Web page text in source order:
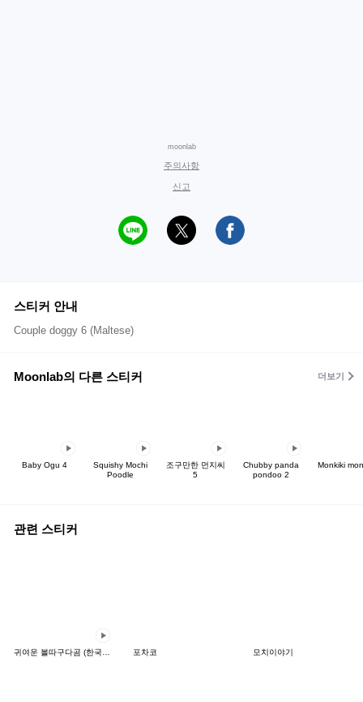
moonlab
주의사항
신고
스티커 안내
Couple doggy 6 (Maltese)
Moonlab의 다른 스티커 더보기
Baby Ogu 4
Squishy Mochi
Poodle
조구만한 먼지씨
5
Chubby panda
pondoo 2
Monkiki
관련 스티커
귀여운 볼따구다곰 (한국어,태국어) 포차코 모치이야기